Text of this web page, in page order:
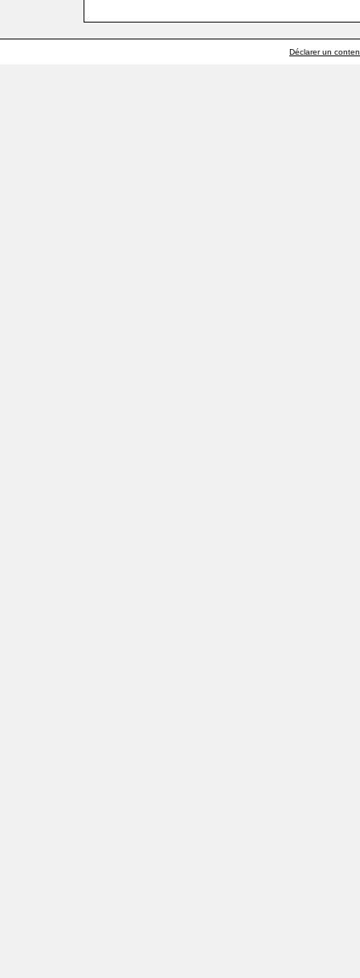
Déclarer un